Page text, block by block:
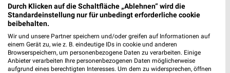
Heute 07:00 - 21:00 Uhr | Geschlossen
Durch Klicken auf die Schaltfläche „Ablehnen“ wird die
Standardeinstellung nur für unbedingt erforderliche cookie
beibehalten.
Wir und unsere Partner speichern und/oder greifen auf Informationen auf
einem Gerät zu, wie z. B. eindeutige IDs in cookie und anderen
Browserspeichern, um personenbezogene Daten zu verarbeiten. Einige
Anbieter verarbeiten Ihre personenbezogenen Daten möglicherweise
aufgrund eines berechtigten Interesses. Um dem zu widersprechen, öffnen